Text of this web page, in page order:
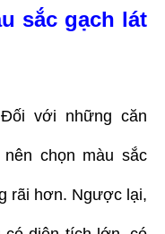
sắc gạch lát
với những căn
chọn màu sắc
rãi hơn. Ngược lại,